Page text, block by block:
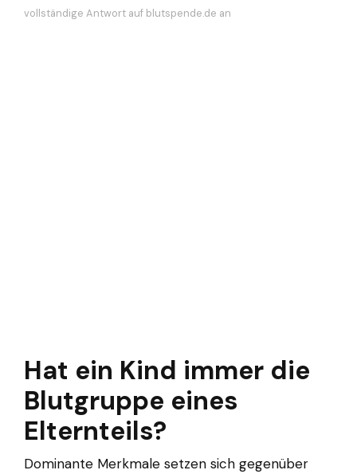
vollständige Antwort auf blutspende.de an
Hat ein Kind immer die
Blutgruppe eines
Elternteils?
Dominante Merkmale setzen sich gegenüber